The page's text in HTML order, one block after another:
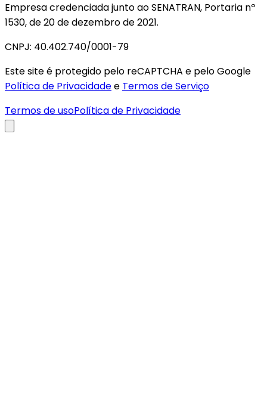
Empresa credenciada junto ao SENATRAN, Portaria nº
1530, de 20 de dezembro de 2021.
CNPJ: 40.402.740/0001-79
Este site é protegido pelo reCAPTCHA e pelo Google
Política de Privacidadee Termos de Serviço
Termos de usoPolítica de Privacidade